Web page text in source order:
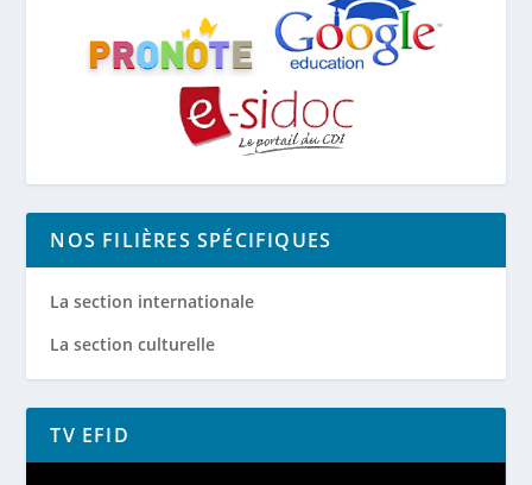
NOS FILIÈRES SPÉCIFIQUES
La section internationale
La section culturelle
TV EFID